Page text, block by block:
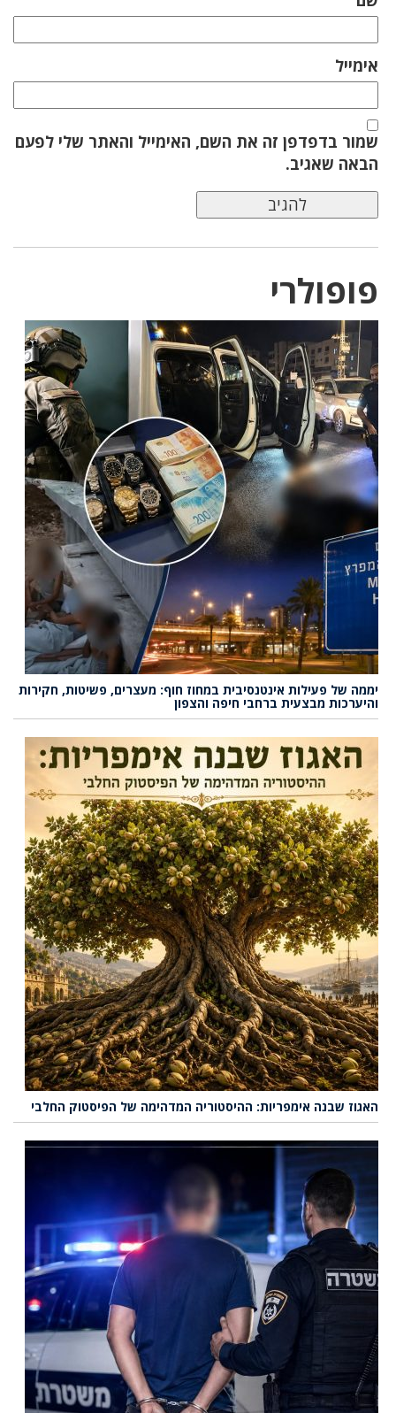
אימייל
שמור בדפדפן זה את השם, האימייל והאתר שלי לפעם
הבאה שאגיב.
פופולרי
יממה של פעילות אינטנסיבית במחוז חוף: מעצרים, פשיטות, חקירות
והיערכות מבצעית ברחבי חיפה והצפון
האגוז שבנה אימפריות: ההיסטוריה המדהימה של הפיסטוק החלבי